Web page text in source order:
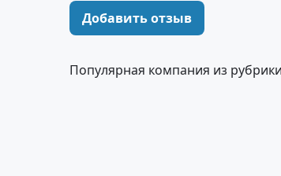
Добавить отзыв
Популярная компания из